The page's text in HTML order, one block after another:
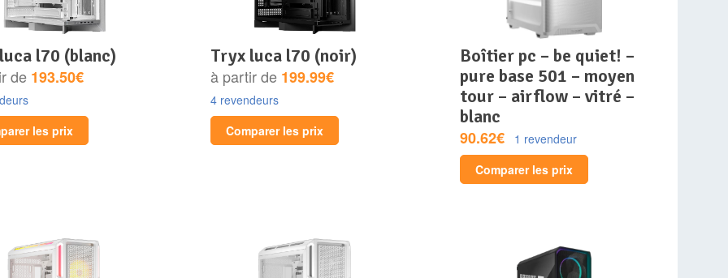
l70 (blanc)
de 193.50€
les prix
tryx luca l70 (noir)
à partir de 199.99€
4 revendeurs
Comparer les prix
boîtier pc – be quiet! –
pure base 501 – moyen
tour – airflow – vitré –
blanc
90.62€
1 revendeur
Comparer les prix